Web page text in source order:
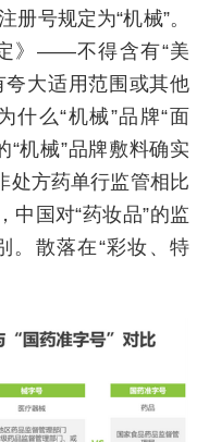
号规定为“机械”。
》——不得含有“美
夸大适用范围或其他
什么“机械”品牌“面
“机械”品牌敷料确实
处方药单行监管相比
中国对“药妆品”的监
。散落在“彩妆、特